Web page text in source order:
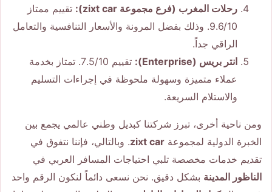
رحلات المغرب (فرع مجموعة zixt car):
تقييم ممتاز
9.6/10. وذلك بفضل المرونة والأسعار التنافسية والتعامل
الراقي جداً.
انتر بريس (Enterprise):
تقييم 7.5/10. تمتاز بخدمة
عملاء متميزة وسهولة ملحوظة في إجراءات التسليم
والاستلام السريعة.
ومن ناحية أخرى، تبرز شركتنا كبديل وطني عالمي يجمع بين
الخبرة الدولية لمجموعة zixt car. وبالتالي، فإننا نتفوق في
تقديم خدمات مخصصة تلبي احتياجات المسافر العربي في
الناظور المدينة بشكل دقيق. نحن نسعى دائماً لنكون الرقم واحد